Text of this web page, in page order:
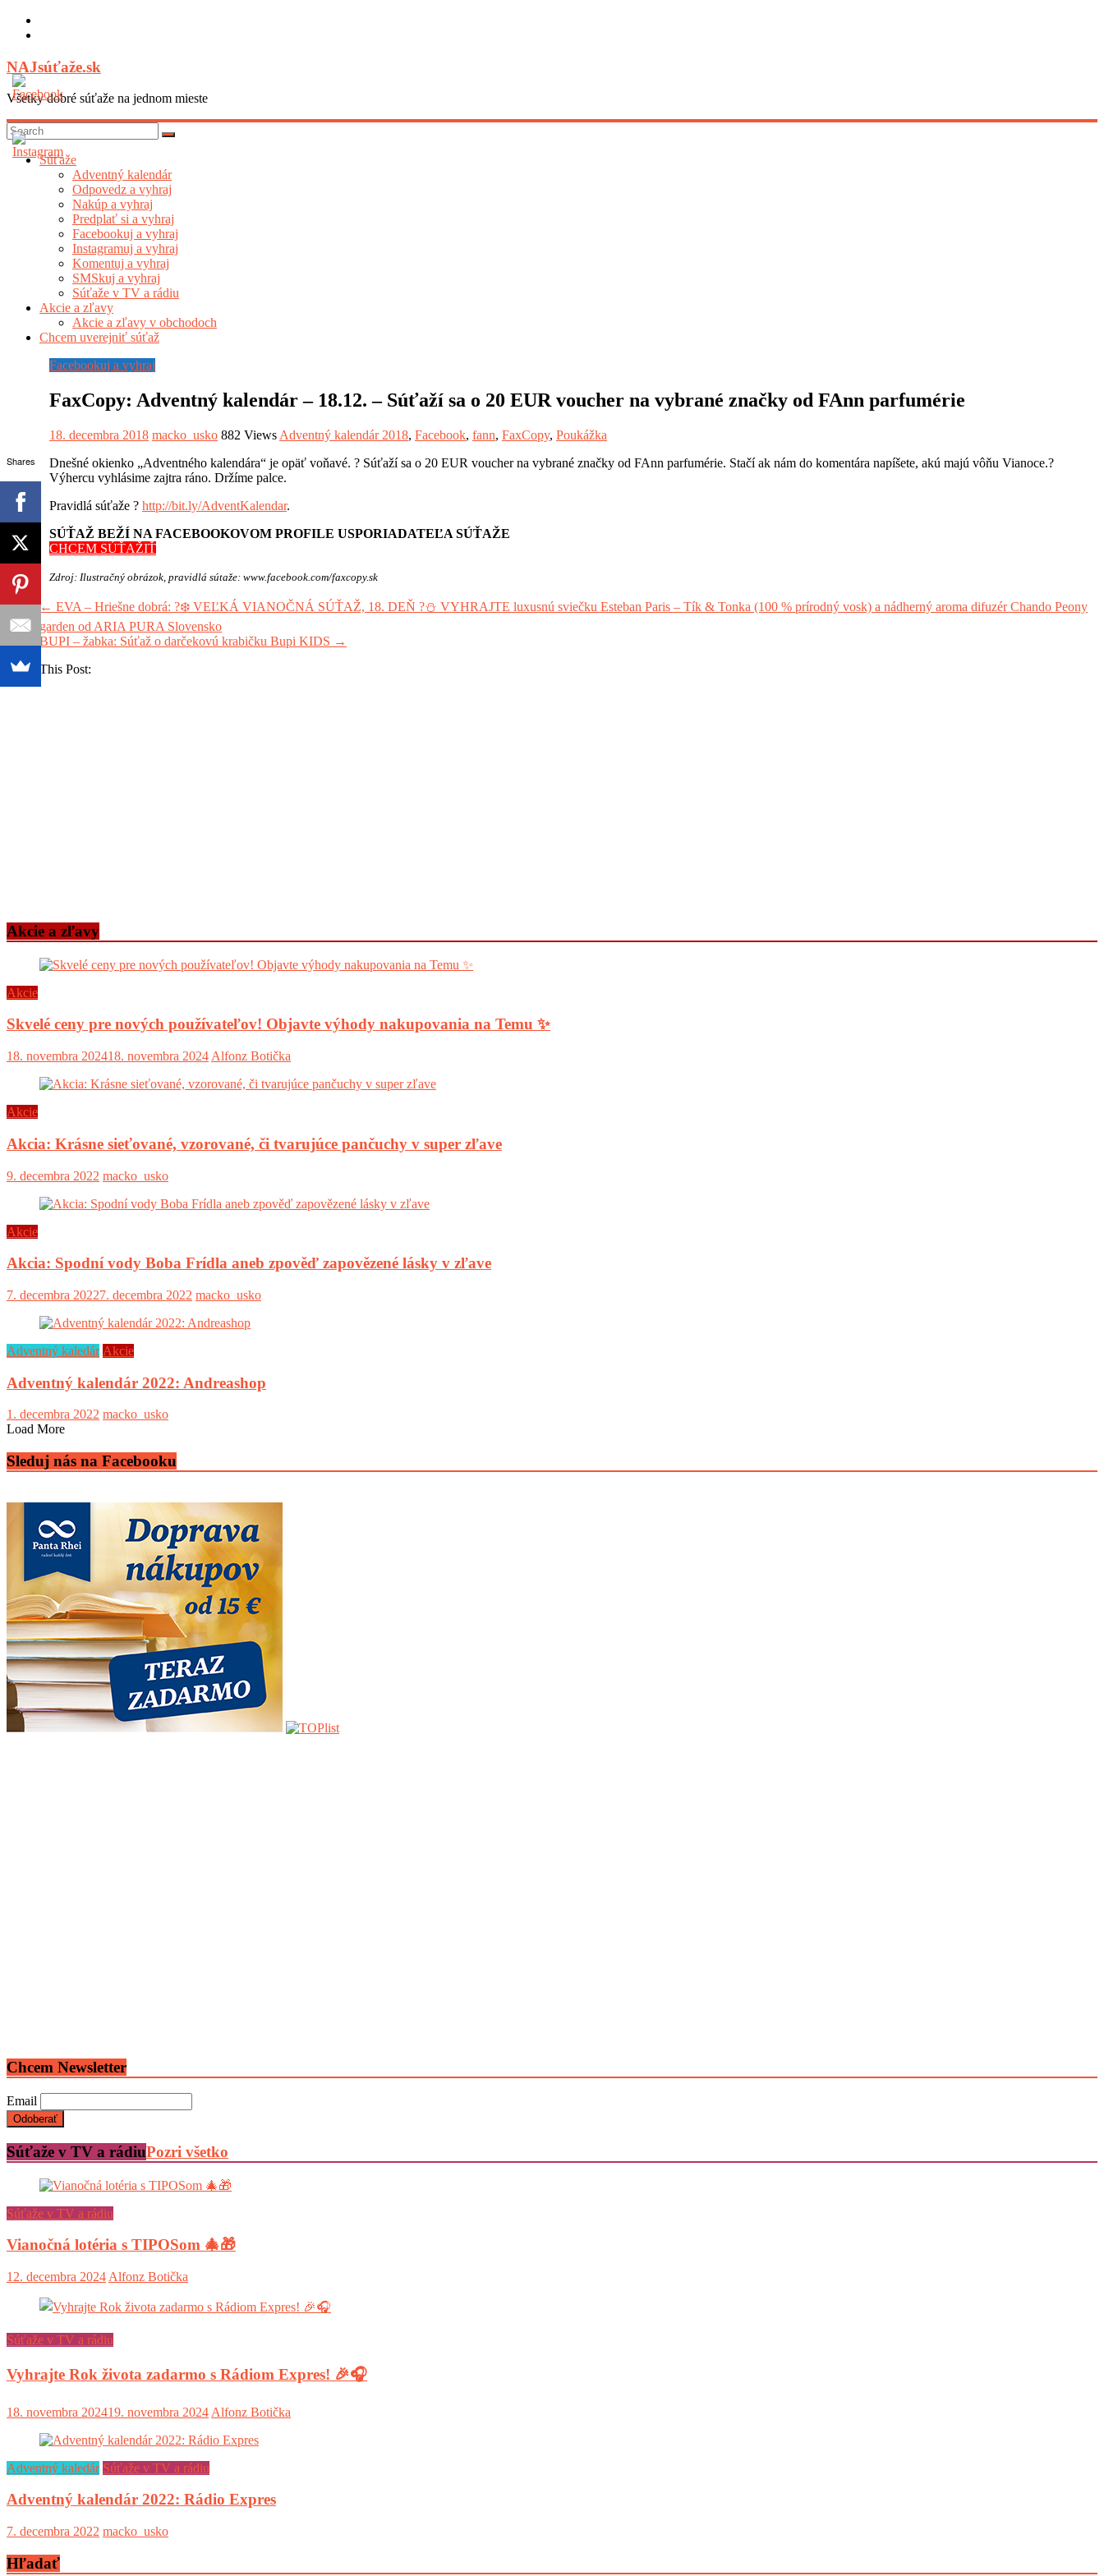
Skip
NAJsúťaže.sk
Všetky dobré súťaže na jednom mieste
Súťaže
Adventný kalendár
Odpovedz a vyhraj
Nakúp a vyhraj
Predplať si a vyhraj
Facebookuj a vyhraj
Instagramuj a vyhraj
Komentuj a vyhraj
SMSkuj a vyhraj
Súťaže v TV a rádiu
Akcie a zľavy
Akcie a zľavy v obchodoch
Chcem uverejniť súťaž
Shares
Facebookuj a vyhraj
FaxCopy: Adventný kalendár – 18.12. – Súťaží sa o 20 EUR voucher na vybrané značky od FAnn parfumérie
18. decembra 2018 macko_usko 882 Views Adventný kalendár 2018, Facebook, fann, FaxCopy, Poukážka
Dnešné okienko „Adventného kalendára“ je opäť voňavé. ? Súťaží sa o 20 EUR voucher na vybrané značky od FAnn parfumérie. Stačí ak nám do komentára napíšete, akú majú vôňu Vianoce.?
Výhercu vyhlásime zajtra ráno. Držíme palce.
Pravidlá súťaže ? http://bit.ly/AdventKalendar.
SÚŤAŽ BEŽÍ NA FACEBOOKOVOM PROFILE USPORIADATEĽA SÚŤAŽE
CHCEM SÚŤAŽIŤ
Zdroj: Ilustračný obrázok, pravidlá sútaže: www.facebook.com/faxcopy.sk
← EVA – Hriešne dobrá: ?❄️ VEĽKÁ VIANOČNÁ SÚŤAŽ, 18. DEŇ ?⛄ VYHRAJTE luxusnú sviečku Esteban Paris – Tík & Tonka (100 % prírodný vosk) a nádherný aroma difuzér Chando Peony
garden od ARIA PURA Slovensko
BUPI – žabka: Súťaž o darčekovú krabičku Bupi KIDS →
Share This Post:
Akcie a zľavy
Akcie
Skvelé ceny pre nových používateľov! Objavte výhody nakupovania na Temu ✨
18. novembra 202418. novembra 2024 Alfonz Botička
Akcie
Akcia: Krásne sieťované, vzorované, či tvarujúce pančuchy v super zľave
9. decembra 2022 macko_usko
Akcie
Akcia: Spodní vody Boba Frídla aneb zpověď zapovězené lásky v zľave
7. decembra 20227. decembra 2022 macko_usko
Adventný kaledár Akcie
Adventný kalendár 2022: Andreashop
1. decembra 2022 macko_usko
Load More
Sleduj nás na Facebooku
Chcem Newsletter
Email
Súťaže v TV a rádiuPozri všetko
Súťaže v TV a rádiu
Vianočná lotéria s TIPOSom 🎄🎁
12. decembra 2024 Alfonz Botička
Súťaže v TV a rádiu
Vyhrajte Rok života zadarmo s Rádiom Expres! 🎉🎧
18. novembra 202419. novembra 2024 Alfonz Botička
Adventný kaledár Súťaže v TV a rádiu
Adventný kalendár 2022: Rádio Expres
7. decembra 2022 macko_usko
Hľadať